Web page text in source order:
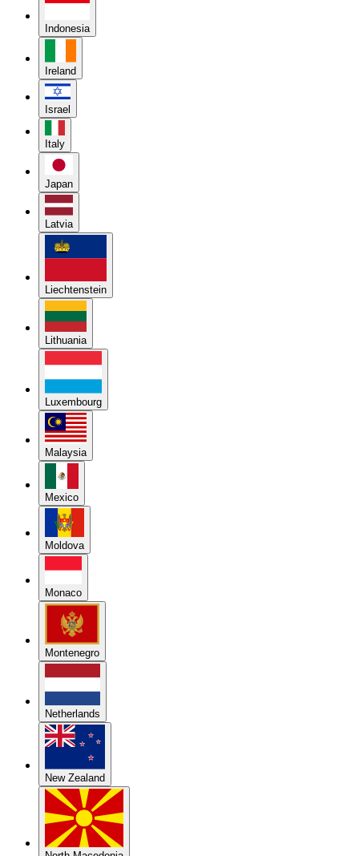
Indonesia
Ireland
Israel
Italy
Japan
Latvia
Liechtenstein
Lithuania
Luxembourg
Malaysia
Mexico
Moldova
Monaco
Montenegro
Netherlands
New Zealand